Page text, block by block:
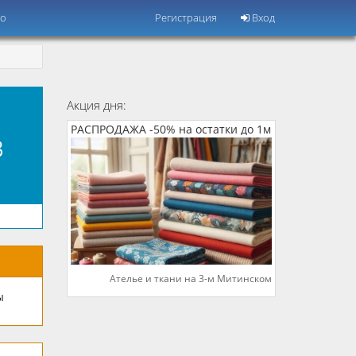
Регистрация Вход
Акция дня:
РАСПРОДАЖА -50% на остатки до 1м
Ателье и ткани на 3-м Митинском